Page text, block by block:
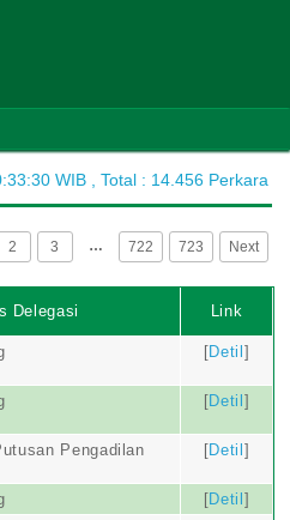
WIB , Total : 14.456 Perkara
2 3 … 722 723 Next
Delegasi Link
[Detil ]
[Detil ]
Pengadilan
[Detil ]
[Detil ]